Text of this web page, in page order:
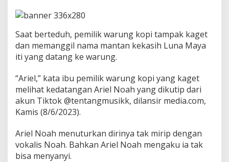
r
a
l
a
Saat berteduh, pemilik warung kopi tampak kaget
dan memanggil nama mantan kekasih Luna Maya
iti yang datang ke warung.
“Ariel,” kata ibu pemilik warung kopi yang kaget
melihat kedatangan Ariel Noah yang dikutip dari
akun Tiktok @tentangmusikk, dilansir media.com,
Kamis (8/6/2023).
Ariel Noah menuturkan dirinya tak mirip dengan
vokalis Noah. Bahkan Ariel Noah mengaku ia tak
bisa menyanyi.